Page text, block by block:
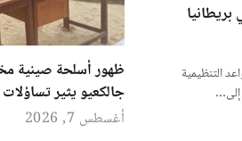
بريطانيا
التنظيمية
إلى…
ظهور أسلحة صينية
جالكعيو يثير تساؤلات
أغسطس 7, 2026